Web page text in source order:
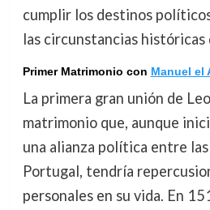
cumplir los destinos
las circunstancias históricas
Primer Matrimonio con Manuel el
La primera gran unión de
matrimonio que, aunque
una alianza política entre
Portugal, tendría
personales en su vida. En